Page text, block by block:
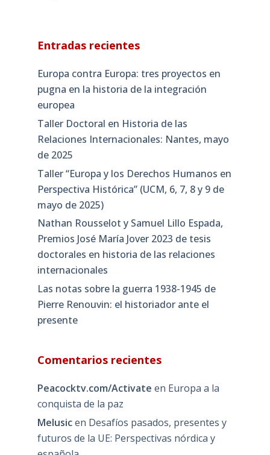
Entradas recientes
Europa contra Europa: tres proyectos en
pugna en la historia de la integración
europea
Taller Doctoral en Historia de las
Relaciones Internacionales: Nantes, mayo
de 2025
Taller “Europa y los Derechos Humanos en
Perspectiva Histórica” (UCM, 6, 7, 8 y 9 de
mayo de 2025)
Nathan Rousselot y Samuel Lillo Espada,
Premios José María Jover 2023 de tesis
doctorales en historia de las relaciones
internacionales
Las notas sobre la guerra 1938-1945 de
Pierre Renouvin: el historiador ante el
presente
Comentarios recientes
Peacocktv.com/Activate en Europa a la
conquista de la paz
Melusicen Desafíos pasados, presentes y
futuros de la UE: Perspectivas nórdica y